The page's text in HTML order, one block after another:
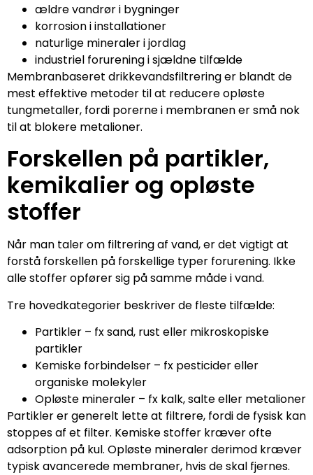
ældre vandrør i bygninger
korrosion i installationer
naturlige mineraler i jordlag
industriel forurening i sjældne tilfælde
Membranbaseret drikkevandsfiltrering er blandt de
mest effektive metoder til at reducere opløste
tungmetaller, fordi porerne i membranen er små nok
til at blokere metalioner.
Forskellen på partikler,
kemikalier og opløste
stoffer
Når man taler om filtrering af vand, er det vigtigt at
forstå forskellen på forskellige typer forurening. Ikke
alle stoffer opfører sig på samme måde i vand.
Tre hovedkategorier beskriver de fleste tilfælde:
Partikler – fx sand, rust eller mikroskopiske
partikler
Kemiske forbindelser – fx pesticider eller
organiske molekyler
Opløste mineraler – fx kalk, salte eller metalioner
Partikler er generelt lette at filtrere, fordi de fysisk kan
stoppes af et filter. Kemiske stoffer kræver ofte
adsorption på kul. Opløste mineraler derimod kræver
typisk avancerede membraner, hvis de skal fjernes.